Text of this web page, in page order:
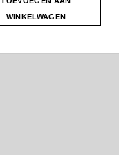
WINKELWAGEN